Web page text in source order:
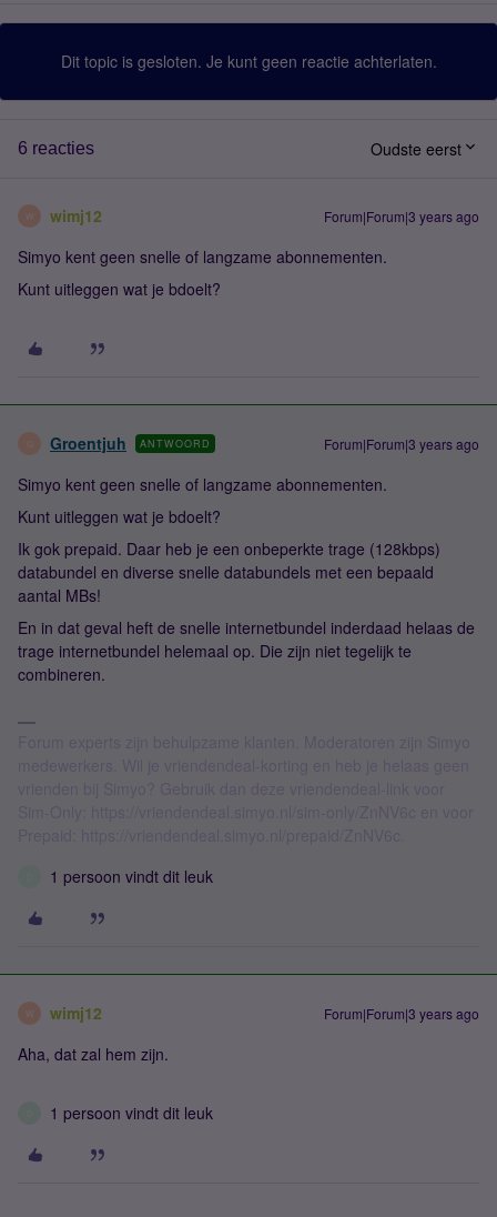
Dit topic is gesloten. Je kunt geen reactie achterlaten.
6 reacties Oudste eerst
W wimj12 Forum|Forum|3 years ago
Simyo kent geen snelle of langzame abonnementen.
Kunt uitleggen wat je bdoelt?
G Groentjuh ANTWOORD Forum|Forum|3 years ago
Simyo kent geen snelle of langzame abonnementen.
Kunt uitleggen wat je bdoelt?
Ik gok prepaid. Daar heb je een onbeperkte trage (128kbps)
databundel en diverse snelle databundels met een bepaald
aantal MBs!
En in dat geval heft de snelle internetbundel inderdaad helaas de
trage internetbundel helemaal op. Die zijn niet tegelijk te
combineren.
1 persoon vindt dit leuk
W wimj12 Forum|Forum|3 years ago
Aha, dat zal hem zijn.
1 persoon vindt dit leuk